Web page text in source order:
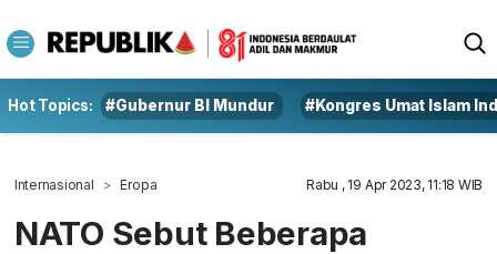
Hot Topics: #Gubernur BI Mundur #Kongres Umat Islam
Internasional Eropa Rabu , 19 Apr 2023, 11:18 WIB
NATO Sebut Beberapa